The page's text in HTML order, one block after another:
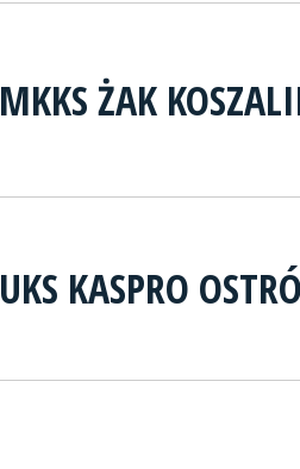
MKKS ŻAK
UKS KASPRO